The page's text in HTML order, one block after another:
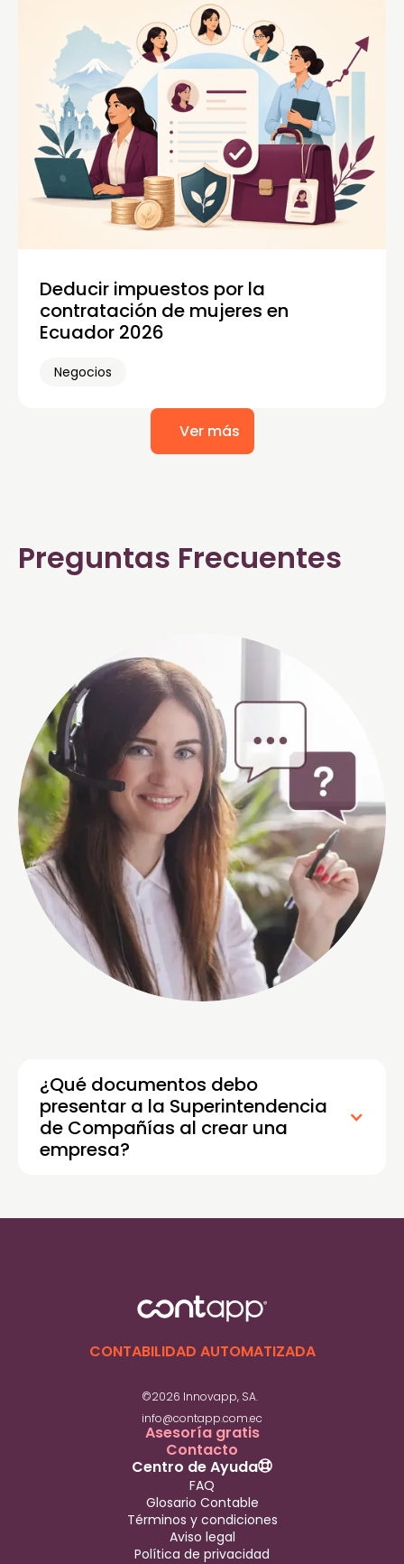
Deducir impuestos por la
contratación de mujeres en
Ecuador 2026
Negocios
Ver más
Preguntas Frecuentes
¿Qué documentos debo
presentar a la Superintendencia
de Compañías al crear una
empresa?
del aporte de capital suscrito y registrar el
CONTABILIDAD AUTOMATIZADA
©2026 Innovapp, SA.
info@contapp.com.ec
Asesoría gratis
Contacto
Centro de Ayuda
FAQ
Glosario Contable
Términos y condiciones
Aviso legal
Política de privacidad